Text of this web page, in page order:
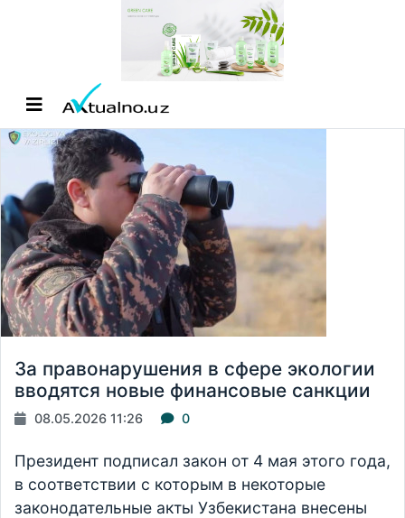
За правонарушения в сфере экологии
вводятся новые финансовые санкции
08.05.2026 11:26 0
Президент подписал закон от 4 мая этого года,
в соответствии с которым в некоторые
законодательные акты Узбекистана внесены